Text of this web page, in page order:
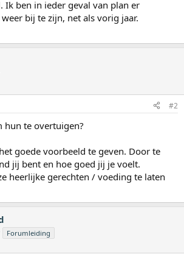
Ik ben in ieder geval van plan er
bij te zijn, net als vorig jaar.
#2
hun te overtuigen?
goede voorbeeld te geven. Door te
jij bent en hoe goed jij je voelt.
heerlijke gerechten / voeding te laten
Forumleiding